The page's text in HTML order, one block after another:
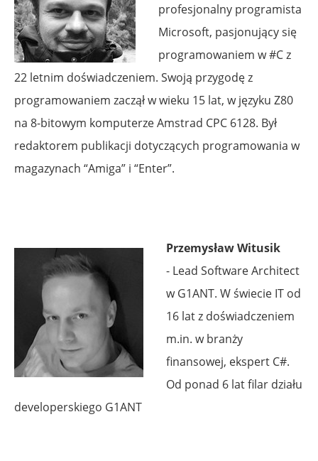
profesjonalny programista
Microsoft, pasjonujący się
programowaniem w #C z
22 letnim doświadczeniem. Swoją przygodę z
programowaniem zaczął w wieku 15 lat, w języku Z80
na 8-bitowym komputerze Amstrad CPC 6128. Był
redaktorem publikacji dotyczących programowania w
magazynach “Amiga” i “Enter”.
Przemysław Witusik
- Lead Software Architect
w G1ANT. W świecie IT od
16 lat z doświadczeniem
m.in. w branży
finansowej, ekspert C#.
Od ponad 6 lat filar działu
developerskiego G1ANT